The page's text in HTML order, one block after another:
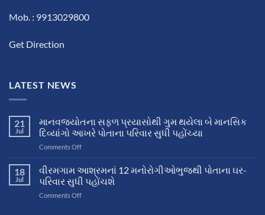
Mob. : 9913029800
Get Direction
LATEST NEWS
21
Jul
માનવજ્યોતના સફળ પ્રયાસોથી ગુમ થયેલા બે માનસિક
દિવ્યાંગો આખરે પોતાના પરિવાર સુધી પહોંચ્યા
Comments Offon
સફળ
પ્રયાસોથી
ગુમ
થયેલા
18
Jul
વીરમગામ આશ્રમનાં 12 મનોરોગીઓભુજથી પોતાના ઘર-
પરિવાર સુધી પહોંચશે
Comments Offon